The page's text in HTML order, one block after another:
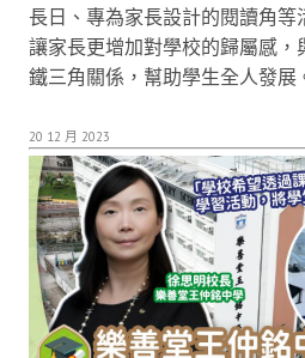
長日、專為家長設計的閱讀角
讓家長更增加對學校的歸屬感，
鐵三角關係，幫助學生全人發展
20 12 月 2023